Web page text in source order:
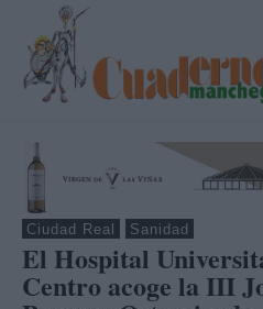
Ciudad Real Sanidad
El Hospital
Centro acoge la III